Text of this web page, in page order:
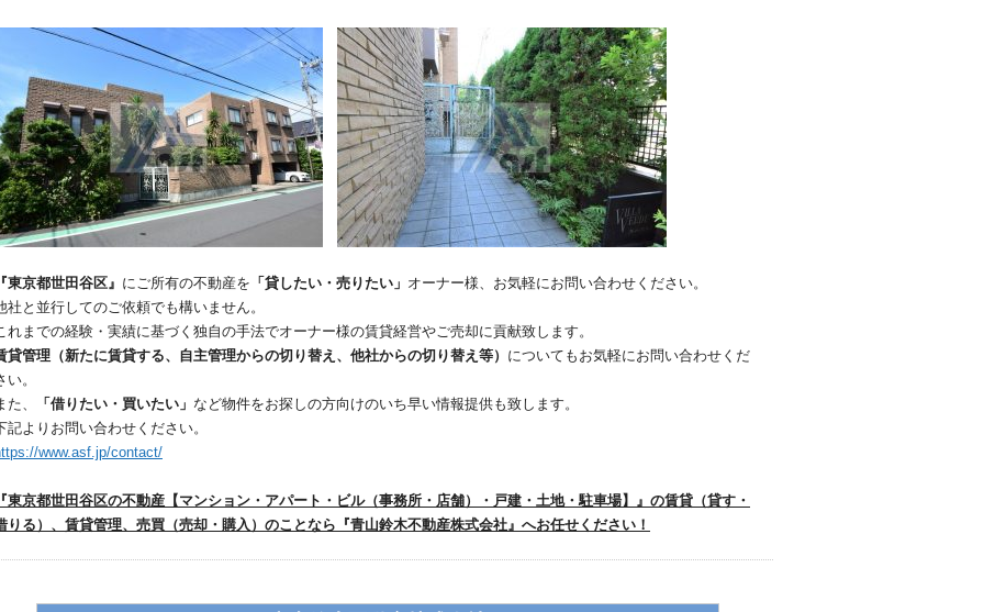
東京都世田谷区』 にご所有の不動産を 「貸したい・売りたい」 オーナー様、お気軽にお問い合わせください。
社と並行してのご依頼でも構いません。
れまでの経験・実績に基づく独自の手法でオーナー様の賃貸経営やご売却に貢献致します。
貸管理（新たに賃貸する、自主管理からの切り替え、他社からの切り替え等） についてもお気軽にお問い合わせくだ
い。
た、
「借りたい・買いたい」 など物件をお探しの方向けのいち早い情報提供も致します。
記よりお問い合わせください。
www.asf.jp/contact/
東京都世田谷区の不動産【マンション・アパート・ビル（事務所・店舗）・戸建・土地・駐車場】』の賃貸（貸す・
りる）、賃貸管理、売買（売却・購入）のことなら『青山鈴木不動産株式会社』へお任せください！